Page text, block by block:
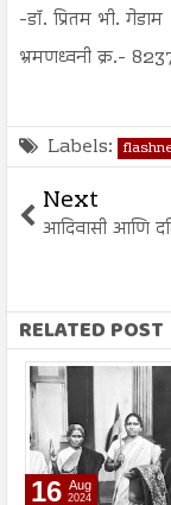
-डॉ. प्रितम भी. गेडाम
भ्रमणध्वनी क्र.-
Labels:
Next
आदिवासी आणि
RELATED POST
16 Aug
2024